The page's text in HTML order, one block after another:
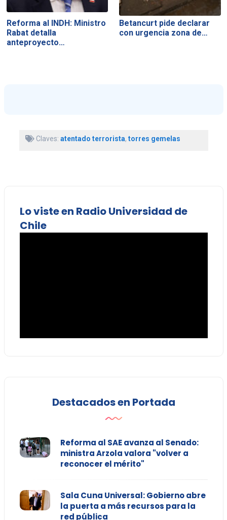
Reforma al INDH: Ministro
Rabat detalla
anteproyecto…
Betancurt pide declarar
con urgencia zona de…
Claves: atentado terrorista, torres gemelas
Lo viste en Radio Universidad de
Chile
Destacados en Portada
Reforma al SAE avanza al Senado:
ministra Arzola valora "volver a
reconocer el mérito"
Sala Cuna Universal: Gobierno abre
la puerta a más recursos para la
red pública